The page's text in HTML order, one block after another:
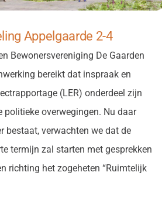
Appelgaarde 2-4
Bewonersvereniging De Gaarden
bereikt dat inspraak en
(LER) onderdeel zijn
politieke overwegingen. Nu daar
bestaat, verwachten we dat de
termijn zal starten met gesprekken
richting het zogeheten “Ruimtelijk